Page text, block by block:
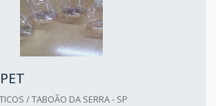
/ TABOÃO DA SERRA - SP